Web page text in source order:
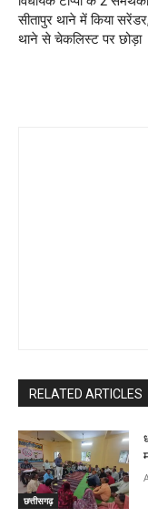
सीतापुर थाने में किया
थाने से चेकलिस्ट पर छोड़ा
RELATED ARTICLES
छत्तीसगढ़